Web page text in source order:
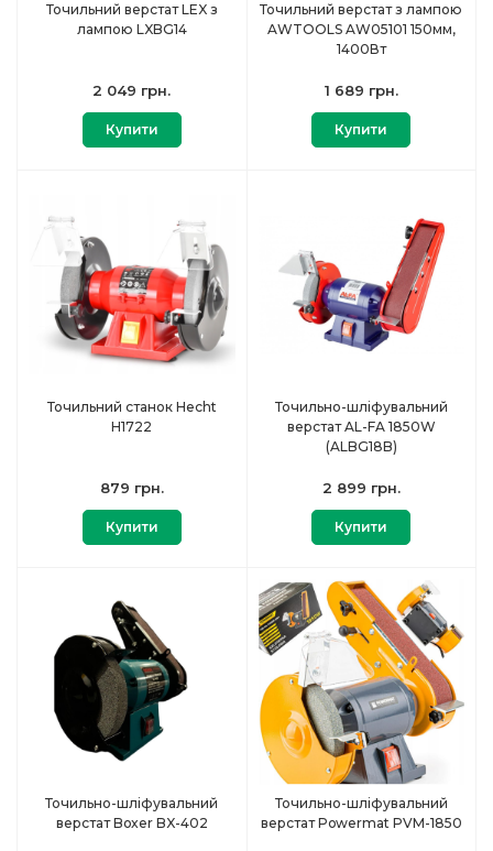
Точильний верстат LEX з
лампою LXBG14
2 049 грн.
Купити
Точильний верстат з лампою
AWTOOLS AW05101 150мм,
1400Вт
1 689 грн.
Купити
Точильний станок Hecht
H1722
879 грн.
Купити
Точильно-шліфувальний
верстат AL-FA 1850W
(ALBG18B)
2 899 грн.
Купити
Точильно-шліфувальний
верстат Boxer BX-402
Точильно-шліфувальний
верстат Powermat PVM-1850